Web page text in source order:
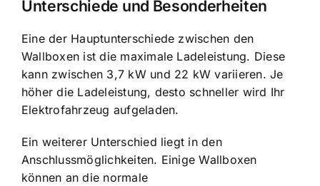
Unterschiede und Besonderheiten
Eine der Hauptunterschiede zwischen den
Wallboxen ist die maximale Ladeleistung. Diese
kann zwischen 3,7 kW und 22 kW variieren. Je
höher die Ladeleistung, desto schneller wird Ihr
Elektrofahrzeug aufgeladen.
Ein weiterer Unterschied liegt in den
Anschlussmöglichkeiten. Einige Wallboxen
können an die normale